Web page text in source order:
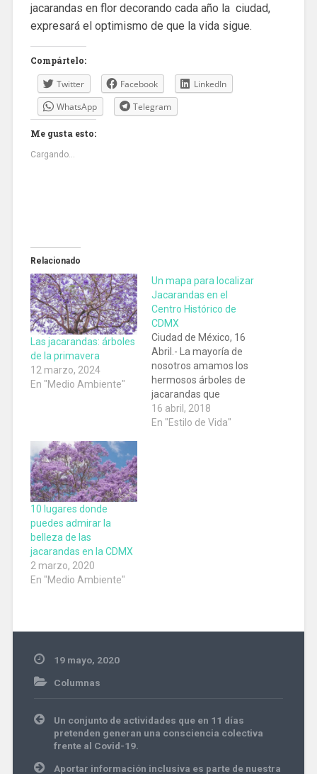
jacarandas en flor decorando cada año la ciudad,
expresará el optimismo de que la vida sigue.
Compártelo:
Twitter Facebook
LinkedIn
WhatsApp
Telegram
Me gusta esto:
Cargando...
Relacionado
Las jacarandas: árboles
de la primavera
12 marzo, 2024
En "Medio Ambiente"
Un mapa para localizar
Jacarandas en el
Centro Histórico de
CDMX
Ciudad de México, 16
Abril.- La mayoría de
nosotros amamos los
hermosos árboles de
jacarandas que
adornan nuestra ciudad
en esta temporada, y el
16 abril, 2018
En "Estilo de Vida"
10 lugares donde
puedes admirar la
belleza de las
jacarandas en la CDMX
2 marzo, 2020
En "Medio Ambiente"
19 mayo, 2020
Columnas
Navegación
entradas
Un conjunto de actividades que en 11 días
pretenden generan una consciencia colectiva
frente al Covid-19.
Aportar información inclusiva es parte de nuestra